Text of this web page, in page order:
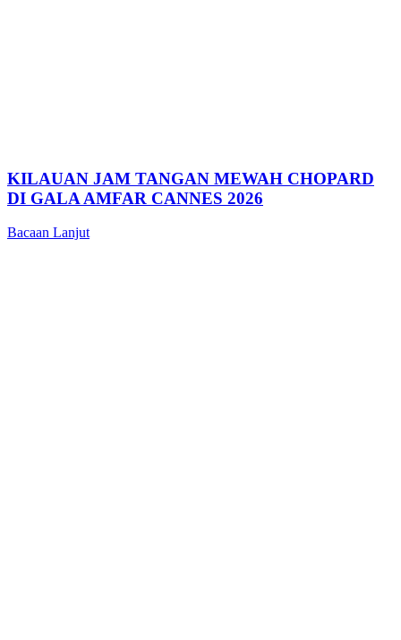
KILAUAN JAM TANGAN MEWAH CHOPARD
DI GALA AMFAR CANNES 2026
Bacaan Lanjut